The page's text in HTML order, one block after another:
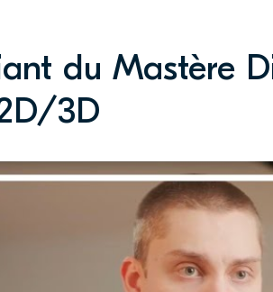
du Mastère
3D
en Mastère
option
Graphique